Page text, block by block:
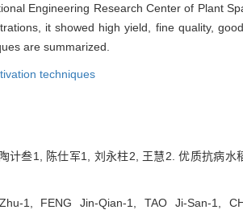
Engineering Research Center of Plant
it showed high yield, fine quality,
are summarized.
techniques
计叁1, 陈仕军1, 刘永柱2, 王慧2. 优质抗病
1, FENG Jin-Qian-1, TAO Ji-San-1,